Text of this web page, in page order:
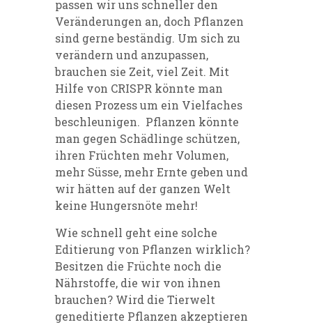
passen wir uns schneller den
Veränderungen an, doch Pflanzen
sind gerne beständig. Um sich zu
verändern und anzupassen,
brauchen sie Zeit, viel Zeit. Mit
Hilfe von CRISPR könnte man
diesen Prozess um ein Vielfaches
beschleunigen. Pflanzen könnte
man gegen Schädlinge schützen,
ihren Früchten mehr Volumen,
mehr Süsse, mehr Ernte geben und
wir hätten auf der ganzen Welt
keine Hungersnöte mehr!
Wie schnell geht eine solche
Editierung von Pflanzen wirklich?
Besitzen die Früchte noch die
Nährstoffe, die wir von ihnen
brauchen? Wird die Tierwelt
geneditierte Pflanzen akzeptieren